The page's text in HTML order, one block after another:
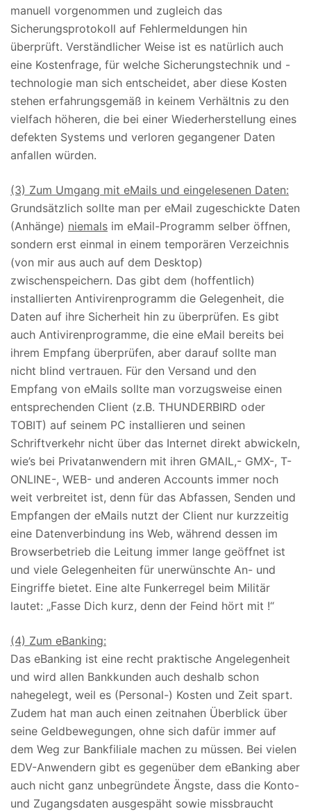
manuell vorgenommen und zugleich das
Sicherungsprotokoll auf Fehlermeldungen hin
überprüft. Verständlicher Weise ist es natürlich auch
eine Kostenfrage, für welche Sicherungstechnik und -
technologie man sich entscheidet, aber diese Kosten
stehen erfahrungsgemäß in keinem Verhältnis zu den
vielfach höheren, die bei einer Wiederherstellung eines
defekten Systems und verloren gegangener Daten
anfallen würden.
(3) Zum Umgang mit eMails und eingelesenen Daten:
Grundsätzlich sollte man per eMail zugeschickte Daten
(Anhänge) niemals im eMail-Programm selber öffnen,
sondern erst einmal in einem temporären Verzeichnis
(von mir aus auch auf dem Desktop)
zwischenspeichern. Das gibt dem (hoffentlich)
installierten Antivirenprogramm die Gelegenheit, die
Daten auf ihre Sicherheit hin zu überprüfen. Es gibt
auch Antivirenprogramme, die eine eMail bereits bei
ihrem Empfang überprüfen, aber darauf sollte man
nicht blind vertrauen. Für den Versand und den
Empfang von eMails sollte man vorzugsweise einen
entsprechenden Client (z.B. THUNDERBIRD oder
TOBIT) auf seinem PC installieren und seinen
Schriftverkehr nicht über das Internet direkt abwickeln,
wie’s bei Privatanwendern mit ihren GMAIL,- GMX-, T-
ONLINE-, WEB- und anderen Accounts immer noch
weit verbreitet ist, denn für das Abfassen, Senden und
Empfangen der eMails nutzt der Client nur kurzzeitig
eine Datenverbindung ins Web, während dessen im
Browserbetrieb die Leitung immer lange geöffnet ist
und viele Gelegenheiten für unerwünschte An- und
Eingriffe bietet. Eine alte Funkerregel beim Militär
lautet: „Fasse Dich kurz, denn der Feind hört mit !“
(4) Zum eBanking:
Das eBanking ist eine recht praktische Angelegenheit
und wird allen Bankkunden auch deshalb schon
nahegelegt, weil es (Personal-) Kosten und Zeit spart.
Zudem hat man auch einen zeitnahen Überblick über
seine Geldbewegungen, ohne sich dafür immer auf
dem Weg zur Bankfiliale machen zu müssen. Bei vielen
EDV-Anwendern gibt es gegenüber dem eBanking aber
auch nicht ganz unbegründete Ängste, dass die Konto-
und Zugangsdaten ausgespäht sowie missbraucht